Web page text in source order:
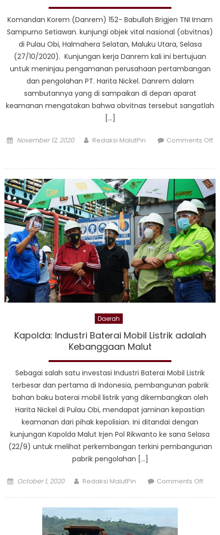
Komandan Korem (Danrem) 152- Babullah Brigjen TNI Imam
Sampurno Setiawan. kunjungi objek vital nasional (obvitnas)
di Pulau Obi, Halmahera Selatan, Maluku Utara, Selasa
(27/10/2020). Kunjungan kerja Danrem kali ini bertujuan
untuk meninjau pengamanan perusahaan pertambangan
dan pengolahan PT. Harita Nickel. Danrem dalam
sambutannya yang di sampaikan di depan aparat
keamanan mengatakan bahwa obvitnas tersebut sangatlah
[…]
Posted
November 12, 2020 Author
Redaksi MalutPin
Comments Off
Babullah
Tinjau
Langsung
Obvitnas
Di
Pulau
Obi
Daerah
Kapolda: Industri Baterai Mobil Listrik adalah
Kebanggaan Malut
Sebagai salah satu investasi Industri Baterai Mobil Listrik
terbesar dan pertama di Indonesia, pembangunan pabrik
bahan baku baterai mobil listrik yang dikembangkan oleh
Harita Nickel di Pulau Obi, mendapat jaminan kepastian
keamanan dari pihak kepolisian. Ini ditandai dengan
kunjungan Kapolda Malut Irjen Pol Rikwanto ke sana Selasa
(22/9) untuk melihat perkembangan terkini pembangunan
pabrik pengolahan […]
Posted
October 1, 2020 Author
Redaksi MalutPin Comments Offon